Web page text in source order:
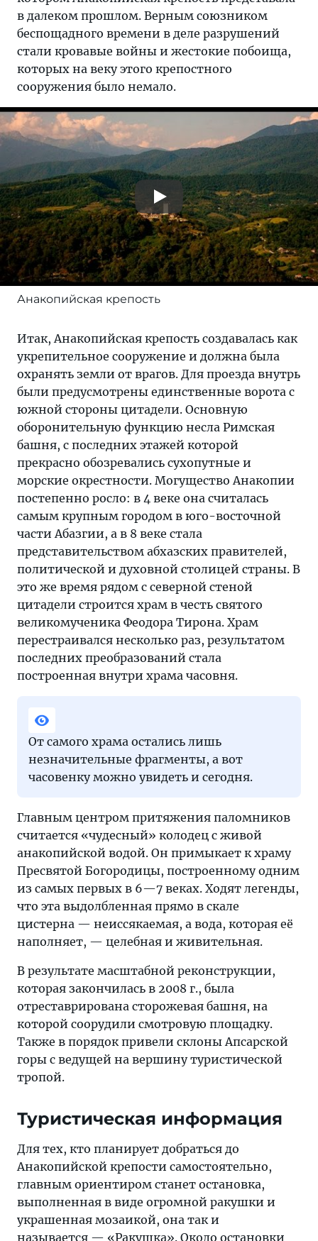
в далеком прошлом. Верным союзником
беспощадного времени в деле разрушений
стали кровавые войны и жестокие побоища,
которых на веку этого крепостного
сооружения было немало.
Анакопийская крепость
Итак, Анакопийская крепость создавалась как
укрепительное сооружение и должна была
охранять земли от врагов. Для проезда внутрь
были предусмотрены единственные ворота с
южной стороны цитадели. Основную
оборонительную функцию несла Римская
башня, с последних этажей которой
прекрасно обозревались сухопутные и
морские окрестности. Могущество Анакопии
постепенно росло: в 4 веке она считалась
самым крупным городом в юго-восточной
части Абазгии, а в 8 веке стала
представительством абхазских правителей,
политической и духовной столицей страны. В
это же время рядом с северной стеной
цитадели строится храм в честь святого
великомученика Феодора Тирона. Храм
перестраивался несколько раз, результатом
последних преобразований стала
построенная внутри храма часовня.
От самого храма остались лишь
незначительные фрагменты, а вот
часовенку можно увидеть и сегодня.
Главным центром притяжения паломников
считается «чудесный» колодец с живой
анакопийской водой. Он примыкает к храму
Пресвятой Богородицы, построенному одним
из самых первых в 6—7 веках. Ходят легенды,
что эта выдолбленная прямо в скале
цистерна — неиссякаемая, а вода, которая её
наполняет, — целебная и живительная.
В результате масштабной реконструкции,
которая закончилась в 2008 г., была
отреставрирована сторожевая башня, на
которой соорудили смотровую площадку.
Также в порядок привели склоны Апсарской
горы с ведущей на вершину туристической
тропой.
Туристическая информация
Для тех, кто планирует добраться до
Анакопийской крепости самостоятельно,
главным ориентиром станет остановка,
выполненная в виде огромной ракушки и
украшенная мозаикой, она так и
называется — «Ракушка». Около остановки